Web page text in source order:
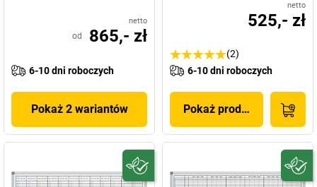
netto
od 865,- zł
6-10 dni roboczych
Pokaż 2 wariantów
netto
525,- zł
(2)
6-10 dni roboczych
Pokaż produkt